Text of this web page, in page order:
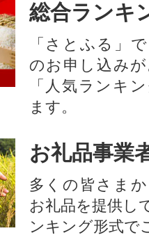
総合ランキ
「さとふる」
のお申し込み
「人気ランキ
ます。
お礼品事業
多くの皆さま
お礼品を提供し
ンキング形式で